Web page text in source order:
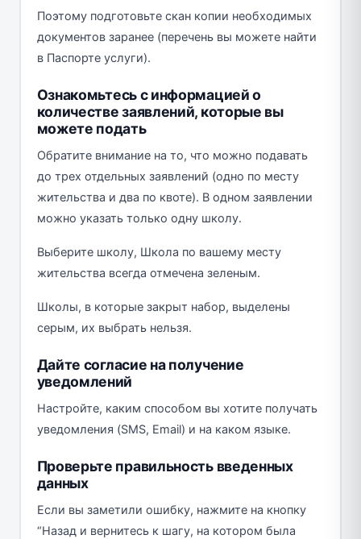
Поэтому подготовьте скан копии необходимых
документов заранее (перечень вы можете найти
в Паспорте услуги).
Ознакомьтесь с информацией о
количестве заявлений, которые вы
можете подать
Обратите внимание на то, что можно подавать
до трех отдельных заявлений (одно по месту
жительства и два по квоте). В одном заявлении
можно указать только одну школу.
Выберите школу, Школа по вашему месту
жительства всегда отмечена зеленым.
Школы, в которые закрыт набор, выделены
серым, их выбрать нельзя.
Дайте согласие на получение
уведомлений
Настройте, каким способом вы хотите получать
уведомления (SMS, Email) и на каком языке.
Проверьте правильность введенных
данных
Если вы заметили ошибку, нажмите на кнопку
“Назад и вернитесь к шагу, на котором была